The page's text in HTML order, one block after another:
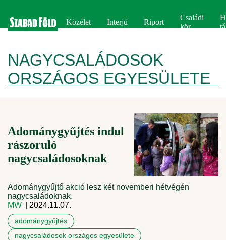
Közélet Interjú Riport
Családi
kör
NAGYCSALÁDOSOK
ORSZÁGOS EGYESÜLETE
Adománygyűjtés indul
rászoruló
nagycsaládosoknak
Adománygyűjtő akció lesz két novemberi hétvégén
nagycsaládoknak.
MW
| 2024.11.07.
adománygyűjtés
nagycsaládosok országos egyesülete